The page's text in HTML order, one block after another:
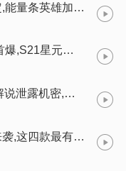
《王者荣耀》周年庆回城特效已确定,能量条英雄加强,43位英雄普攻动画优化!
《王者荣耀》五周年:玄策年度限定首爆,S21星元皮肤韩信上线,周年庆限定规!
《王者荣耀》五周年即将开启,KPL解说泄露机密,返场皮肤已确定?
《王者荣耀》周年庆皮肤投票即将来袭,这四款最有可能返场?快来看!